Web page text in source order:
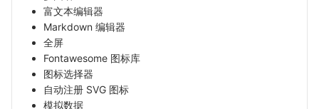
富文本编辑器
Markdown 编辑器
全屏
Fontawesome 图标库
图标选择器
自动注册 SVG 图标
模拟数据